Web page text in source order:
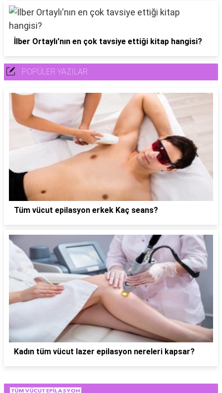
İlber Ortaylı'nın en çok tavsiye ettiği kitap hangisi?
POPÜLER YAZILAR
Tüm vücut epilasyon erkek Kaç seans?
Kadın tüm vücut lazer epilasyon nereleri kapsar?